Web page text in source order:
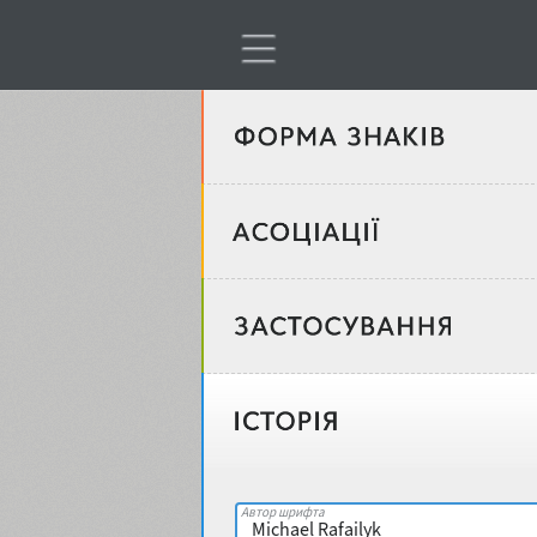
Тип шрифтів
Віковий стереотип
Гендерний стереотип
Об'єкт дизайну
Місце у макеті
Автор шрифта